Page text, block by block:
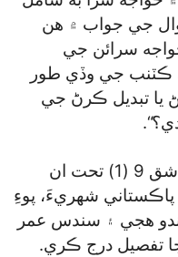
جي جواب ۾ هن
سرائن جي
ڪٽنب جي وڏي طور
يا تبديل ڪرڻ جي
نادرا آرڊينينس 2000 جي ذيلي شق 9 (1) تحت ان
شهريءَ، پوءِ
هجي ۽ سندس عمر
تفصيل درج ڪري.